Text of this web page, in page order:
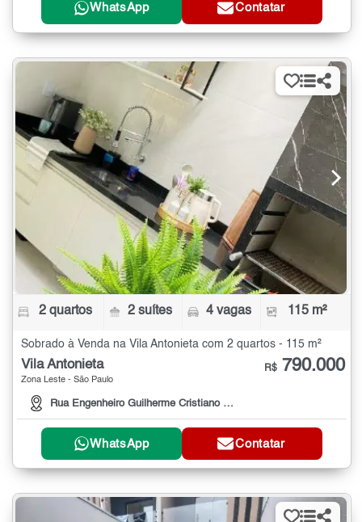
WhatsApp Contatar
2 quartos 2 suítes 4 vagas 115 m²
Sobrado à Venda na Vila Antonieta com 2 quartos - 115 m²
Vila Antonieta
Zona Leste - São Paulo
Rua Engenheiro Guilherme Cristiano Frender
R$ 790.000
WhatsApp Contatar